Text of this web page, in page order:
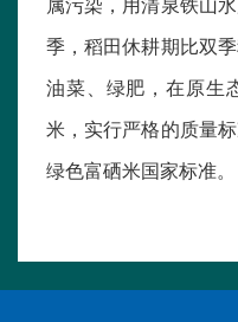
属污染，用清泉铁山
季，稻田休耕期比双
油菜、绿肥，在原生
米，实行严格的质量
绿色富硒米国家标准。